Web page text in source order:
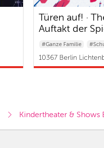
Türen auf! ·
Auftakt der
2026/2027
#Ganze Familie
#Baby & Kleinkind
10367 Berlin
Kindertheater & Shows